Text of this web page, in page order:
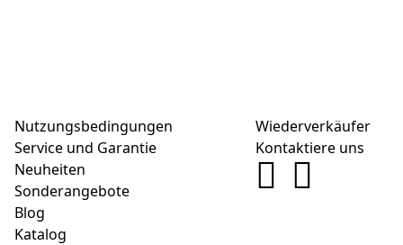
Nutzungsbedingungen
Service und Garantie
Neuheiten
Sonderangebote
Blog
Katalog
Wiederverkäufer
Kontaktiere uns